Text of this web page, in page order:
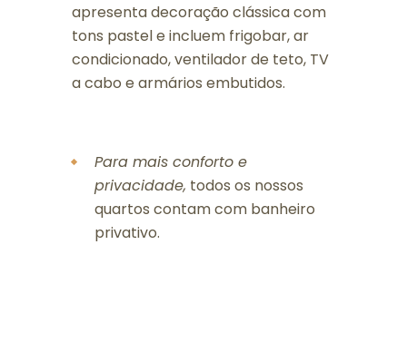
apresenta decoração clássica com
tons pastel e incluem frigobar, ar
condicionado, ventilador de teto, TV
a cabo e armários embutidos.
Para mais conforto e
privacidade, todos os nossos
quartos contam com banheiro
privativo.